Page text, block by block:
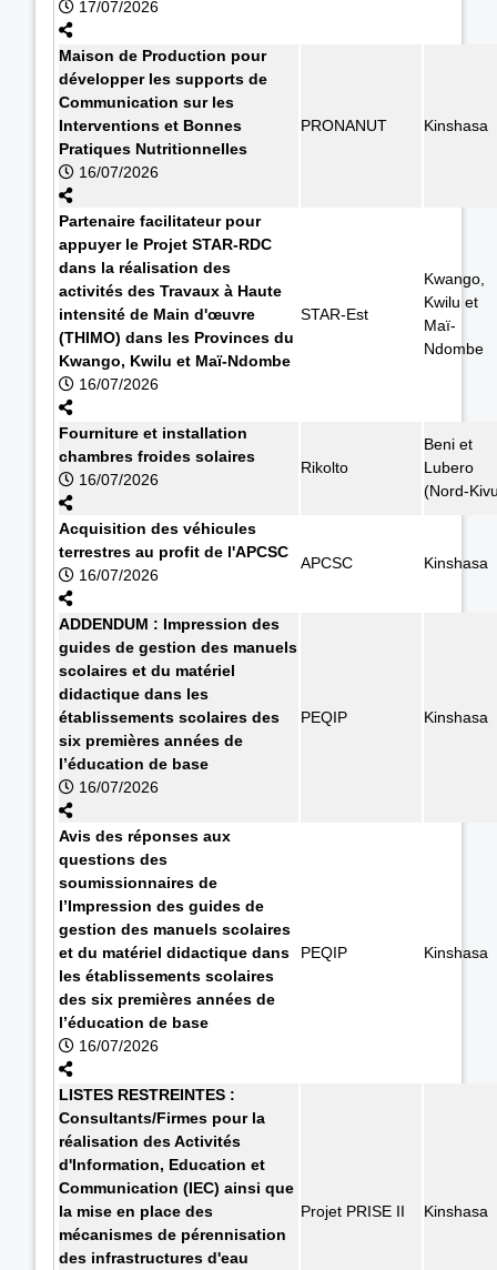
17/07/2026
Maison de Production pour
développer les supports de
Communication sur les
Interventions et Bonnes
Pratiques Nutritionnelles
16/07/2026
PRONANUT Kinshasa
Partenaire facilitateur pour
appuyer le Projet STAR-RDC
dans la réalisation des
activités des Travaux à Haute
intensité de Main d'œuvre
(THIMO) dans les Provinces du
Kwango, Kwilu et Maï-Ndombe
16/07/2026
STAR-Est
Kwango,
Kwilu et
Maï-
Ndombe
Fourniture et installation
chambres froides solaires
16/07/2026
Rikolto
Beni et
Lubero
(Nord-
Acquisition des véhicules
terrestres au profit de l'APCSC
16/07/2026
APCSC Kinshasa
ADDENDUM : Impression des
guides de gestion des manuels
scolaires et du matériel
didactique dans les
établissements scolaires des
six premières années de
l’éducation de base
16/07/2026
PEQIP Kinshasa
Avis des réponses aux
questions des
soumissionnaires de
l’Impression des guides de
gestion des manuels scolaires
et du matériel didactique dans
les établissements scolaires
des six premières années de
l’éducation de base
16/07/2026
PEQIP Kinshasa
LISTES RESTREINTES :
Consultants/Firmes pour la
réalisation des Activités
d'Information, Education et
Communication (IEC) ainsi que
la mise en place des
mécanismes de pérennisation
des infrastructures d'eau
Projet PRISE II Kinshasa